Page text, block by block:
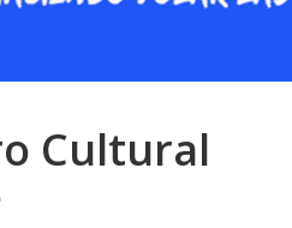
Cultural